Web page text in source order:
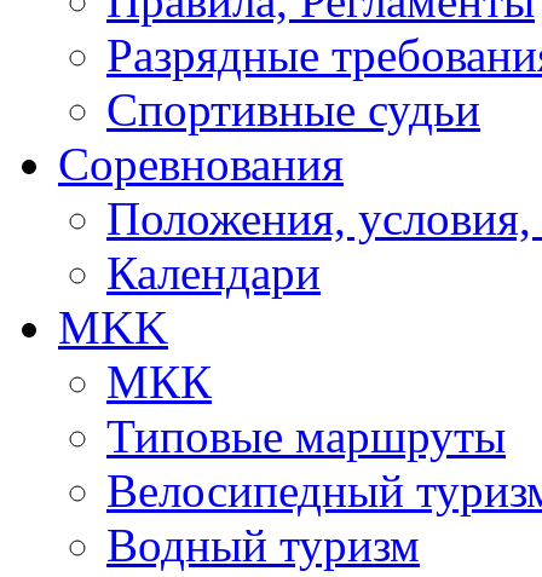
Разрядные
Спортивные судьи
Соревнования
Положения, условия,
Календари
MKK
МКК
Типовые маршруты
Велосипедный
Водный туризм